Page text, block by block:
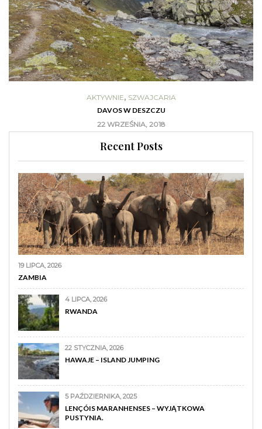
AKTYWNIE, SZWAJCARIA
DAVOS W DESZCZU
22 WRZEŚNIA, 2018
Recent Posts
19 LIPCA, 2026
ZAMBIA
4 LIPCA, 2026
RWANDA
22 STYCZNIA, 2026
HAWAJE – ISLAND JUMPING
5 PAŹDZIERNIKA, 2025
LENÇÓIS MARANHENSES – WYJĄTKOWA
PUSTYNIA.